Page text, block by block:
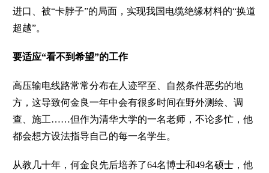
进口、被“卡脖子”的局面，实现我国电缆绝缘材料的“换道
超越”。
要适应“看不到希望”的工作
高压输电线路常常分布在人迹罕至、自然条件恶劣的地
方，这导致何金良一年中会有很多时间在野外测绘、调
查、施工……但作为清华大学的一名老师，不论多忙，他
都会想方设法指导自己的每一名学生。
从教几十年，何金良先后培养了64名博士和49名硕士，他